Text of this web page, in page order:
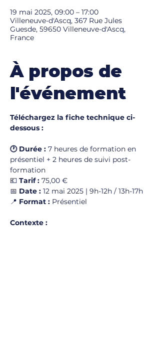
19 mai 2025, 09:00 – 17:00
Villeneuve-d'Ascq, 367 Rue Jules
Guesde, 59650 Villeneuve-d'Ascq,
France
À propos de
l'événement
Téléchargez la fiche technique ci-
dessous :
🕐 Durée : 7 heures de formation en
présentiel + 2 heures de suivi post-
formation
💶 Tarif : 75,00 €
📅 Date : 12 mai 2025 | 9h-12h / 13h-17h
📍 Format : Présentiel
Contexte :